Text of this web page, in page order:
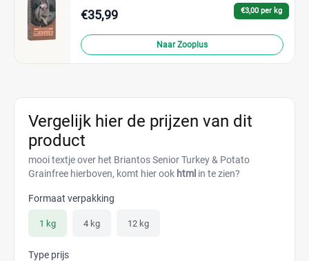
€3,00 per kg
€35,99
Naar Zooplus
Vergelijk hier de prijzen van dit
product
mooi textje over het Briantos Senior Turkey & Potato
Grainfree hierboven, komt hier ook html in te zien?
Formaat verpakking
1 kg 4 kg 12 kg
Type prijs